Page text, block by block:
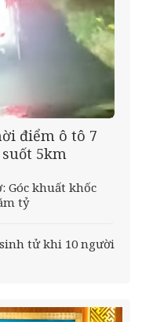
điểm ô tô 7
5km
Góc khuất khốc
tỷ
tử khi 10 người